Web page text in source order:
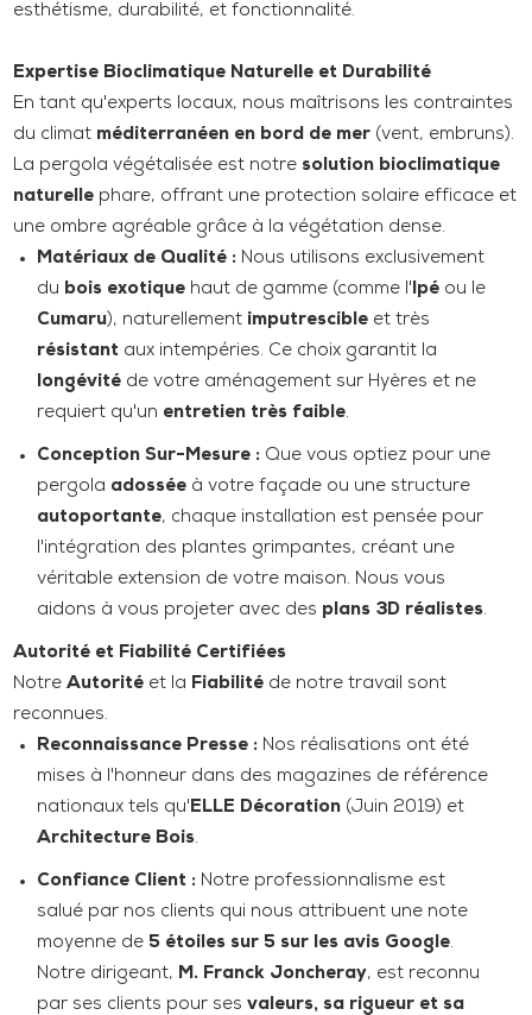
esthétisme, durabilité, et fonctionnalité.
Expertise Bioclimatique Naturelle et Durabilité
En tant qu'experts locaux, nous maîtrisons les contraintes
du climat méditerranéen en bord de mer (vent, embruns).
La pergola végétalisée est notre solution bioclimatique
naturelle phare, offrant une protection solaire efficace et
une ombre agréable grâce à la végétation dense.
Matériaux de Qualité : Nous utilisons exclusivement
du bois exotique haut de gamme (comme l' Ipé ou le
Cumaru), naturellement imputrescible et très
résistant aux intempéries. Ce choix garantit la
longévité de votre aménagement sur Hyères et ne
requiert qu'un entretien très faible.
Conception Sur-Mesure : Que vous optiez pour une
pergola adossée à votre façade ou une structure
autoportante, chaque installation est pensée pour
l'intégration des plantes grimpantes, créant une
véritable extension de votre maison. Nous vous
aidons à vous projeter avec des plans 3D réalistes.
Autorité et Fiabilité Certifiées
NotreAutorité et la Fiabilité de notre travail sont
reconnues.
Reconnaissance Presse : Nos réalisations ont été
mises à l'honneur dans des magazines de référence
nationaux tels qu' ELLE Décoration (Juin 2019) et
Architecture Bois.
Confiance Client : Notre professionnalisme est
salué par nos clients qui nous attribuent une note
moyenne de 5 étoiles sur 5 sur les avis Google.
Notre dirigeant, M. Franck Joncheray, est reconnu
par ses clients pour sesvaleurs, sa rigueur et sa